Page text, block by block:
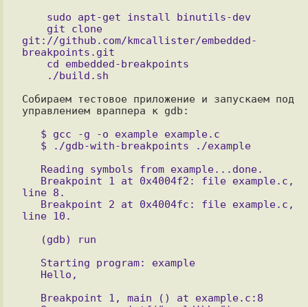
git://github.com/kmcallister/embedded-
breakpoints.git
Собираем тестовое приложение и запускаем под
управлением враппера к gdb:
   $ ./gdb-with-breakpoints ./example
line 8.